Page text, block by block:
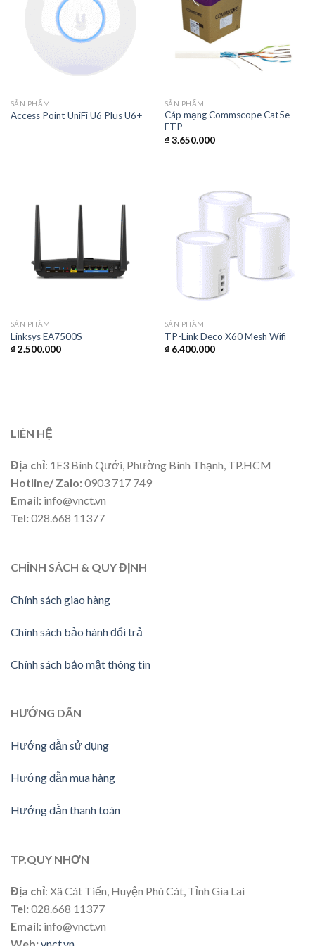
SẢN PHẨM
Access Point UniFi U6 Plus U6+
SẢN PHẨM
Cáp mạng Commscope Cat5e
FTP
₫3.650.000
SẢN PHẨM
Linksys EA7500S
₫2.500.000
SẢN PHẨM
TP-Link Deco X60 Mesh Wifi
₫6.400.000
LIÊN HỆ
Địa chỉ: 1E3 Bình Qưới, Phường Bình Thạnh, TP.HCM
Hotline/ Zalo:0903 717 749
Email: info@vnct.vn
Tel:028.668 11377
CHÍNH SÁCH & QUY ĐỊNH
Chính sách giao hàng
Chính sách bảo hành đổi trả
Chính sách bảo mật thông tin
HƯỚNG DÃN
Hướng dẫn sử dụng
Hướng dẫn mua hàng
Hướng dẫn thanh toán
TP.QUY NHƠN
Địa chỉ: Xã Cát Tiến, Huyện Phù Cát, Tỉnh Gia Lai
Tel:028.668 11377
Email: info@vnct.vn